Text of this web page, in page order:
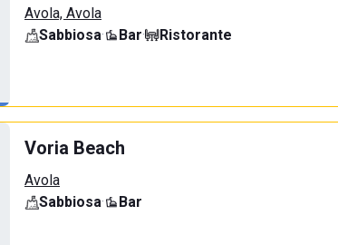
Avola, Avola
Sabbiosa· Bar·
Ristorante
Voria Beach
Avola
Sabbiosa·
Bar